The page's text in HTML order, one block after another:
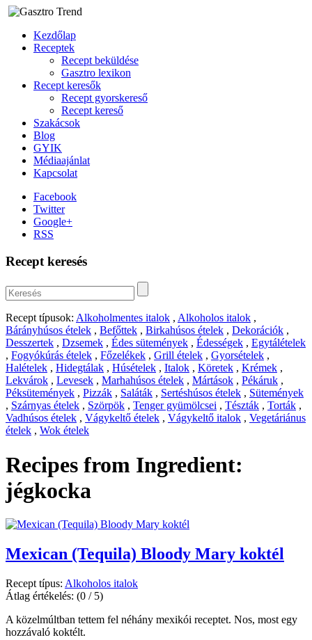
Kezdőlap
Receptek
Recept beküldése
Gasztro lexikon
Recept keresők
Recept gyorskereső
Recept kereső
Szakácsok
Blog
GYIK
Médiaajánlat
Kapcsolat
Facebook
Twitter
Google+
RSS
Recept keresés
Recept típusok: Alkoholmentes italok , Alkoholos italok ,
Bárányhúsos ételek , Befőttek , Birkahúsos ételek , Dekorációk ,
Desszertek , Dzsemek , Édes sütemények , Édességek , Egytálételek
, Fogyókúrás ételek , Főzelékek , Grill ételek , Gyorsételek ,
Halételek , Hidegtálak , Húsételek , Italok , Köretek , Krémek ,
Lekvárok , Levesek , Marhahúsos ételek , Mártások , Pékáruk ,
Péksütemények , Pizzák , Saláták , Sertéshúsos ételek , Sütemények
, Szárnyas ételek , Szörpök , Tenger gyümölcsei , Tészták , Torták ,
Vadhúsos ételek , Vágykeltő ételek , Vágykeltő italok , Vegetáriánus
ételek , Wok ételek
Recipes from Ingredient:
jégkocka
Mexican (Tequila) Bloody Mary koktél
Recept típus: Alkoholos italok
Átlag értékelés: (0 / 5)
A közelmúltban tettem fel néhány mexikói receptet. Nos, most egy
hozzávaló koktélt.